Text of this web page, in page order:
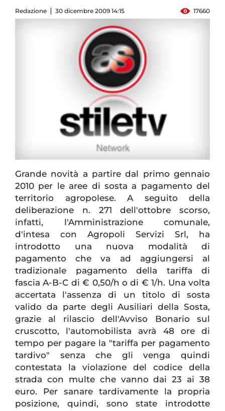
Redazione 30 dicembre 2009 14:15 17660
Grande novità a partire dal primo gennaio
2010 per le aree di sosta a pagamento del
territorio agropolese. A seguito della
deliberazione n. 271 dell'ottobre scorso,
infatti, l'Amministrazione comunale,
d'intesa con Agropoli Servizi Srl, ha
introdotto una nuova modalità di
pagamento che va ad aggiungersi al
tradizionale pagamento della tariffa di
fascia A-B-C di € 0,50/h o di € 1/h. Una volta
accertata l'assenza di un titolo di sosta
valido da parte degli Ausiliari della Sosta,
grazie al rilascio dell'Avviso Bonario sul
cruscotto, l'automobilista avrà 48 ore di
tempo per pagare la "tariffa per pagamento
tardivo" senza che gli venga quindi
contestata la violazione del codice della
strada con multe che vanno dai 23 ai 38
euro. Per sanare tardivamente la propria
posizione, quindi, sono state introdotte